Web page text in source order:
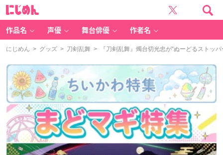
作品名 声優 舞台俳優 作者名
にじめん > グッズ > 刀剣乱舞 > 『刀剣乱舞』燭台切光忠が“ぬーどるストッ